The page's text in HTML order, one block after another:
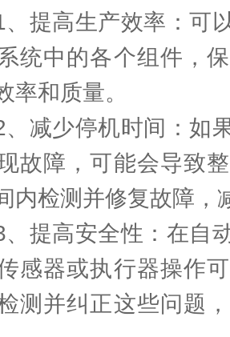
高生产效率：可以
统中的各个组件，
率和质量。
少停机时间：如果
故障，可能会导致
内检测并修复故障，
高安全性：在自动
感器或执行器操作
测并纠正这些问题